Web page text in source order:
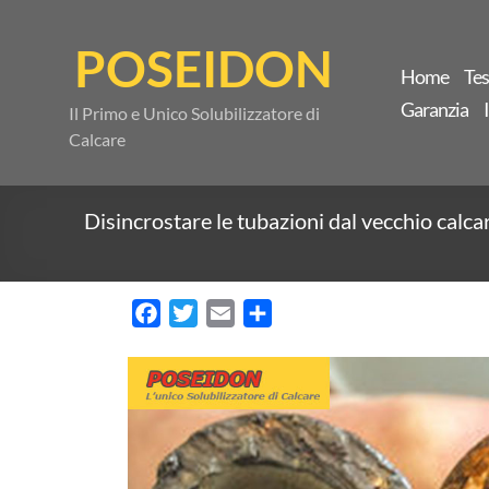
POSEIDON
Il Primo e Unico Solubilizzatore di
Calcare
Home
Garanzia
Disincrostare le tubazioni dal vecchio
c
e
o
o
i
t
t
e
r
a
i
l
d
i
v